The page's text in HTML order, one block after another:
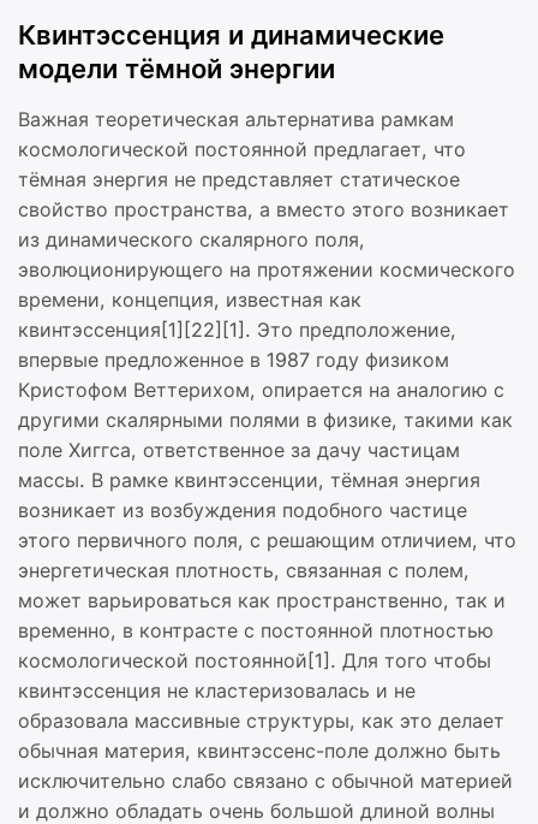
Квинтэссенция и динамические
модели тёмной энергии
Важная теоретическая альтернатива рамкам
космологической постоянной предлагает, что
тёмная энергия не представляет статическое
свойство пространства, а вместо этого возникает
из динамического скалярного поля,
эволюционирующего на протяжении космического
времени, концепция, известная как
квинтэссенция[1][22][1]. Это предположение,
впервые предложенное в 1987 году физиком
Кристофом Веттерихом, опирается на аналогию с
другими скалярными полями в физике, такими как
поле Хиггса, ответственное за дачу частицам
массы. В рамке квинтэссенции, тёмная энергия
возникает из возбуждения подобного частице
этого первичного поля, с решающим отличием, что
энергетическая плотность, связанная с полем,
может варьироваться как пространственно, так и
временно, в контрасте с постоянной плотностью
космологической постоянной[1]. Для того чтобы
квинтэссенция не кластеризовалась и не
образовала массивные структуры, как это делает
обычная материя, квинтэссенс-поле должно быть
исключительно слабо связано с обычной материей
и должно обладать очень большой длиной волны